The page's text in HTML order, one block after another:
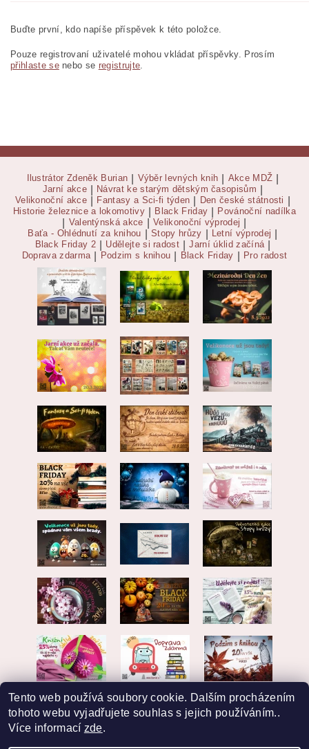
Buďte první, kdo napíše příspěvek k této položce.
Pouze registrovaní uživatelé mohou vkládat příspěvky. Prosím
přihlaste senebo se registrujte.
Ilustrátor Zdeněk Burian Výběr levných knih Akce MDŽ
Jarní akce Návrat ke starým dětským časopisům
Velikonoční akce Fantasy a Sci-fi týden Den české státnosti
Historie železnice a lokomotivy Black Friday Povánoční nadílka
Valentýnská akce Velikonoční výprodej
Baťa - Ohlédnutí za knihou Stopy hrůzy Letní výprodej
Black Friday 2 Udělejte si radost Jarní úklid začíná
Doprava zdarma Podzim s knihou Black Friday Pro radost
Tento web používá soubory cookie. Dalším procházením
tohoto webu vyjadřujete souhlas s jejich používáním..
Více informací zde.